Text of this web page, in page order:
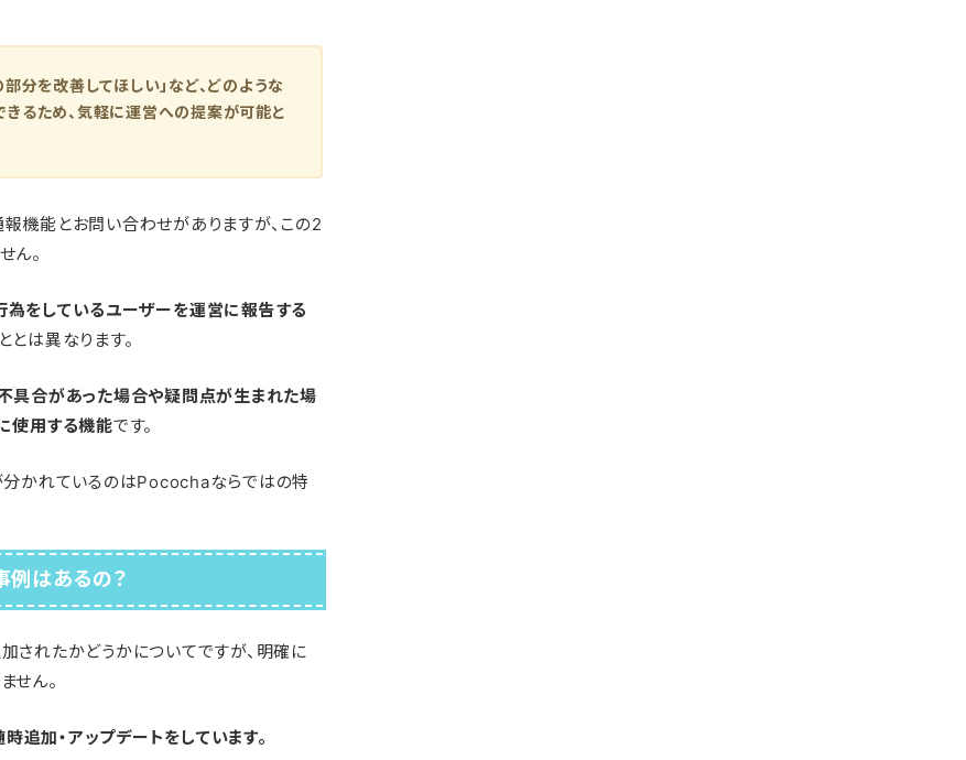
部分を改善してほしい」など、どのような
きるため、気軽に運営への提案が可能と
機能とお問い合わせがありますが、この2
ん。
をしているユーザーを運営に報告する
とは異なります。
具合があった場合や疑問点が生まれた場
使用する機能です。
分かれているのはPocochaならではの特
例はあるの？
されたかどうかについてですが、明確に
せん。
加・アップデートをしています。